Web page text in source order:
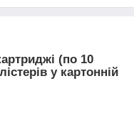
(по 10
у картонній